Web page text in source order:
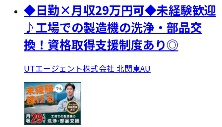
◆日勤×月収29万円可◆未経験歓迎
♪工場での製造機の洗浄・部品交
換！資格取得支援制度あり◎
UTエージェント株式会社 北関東AU